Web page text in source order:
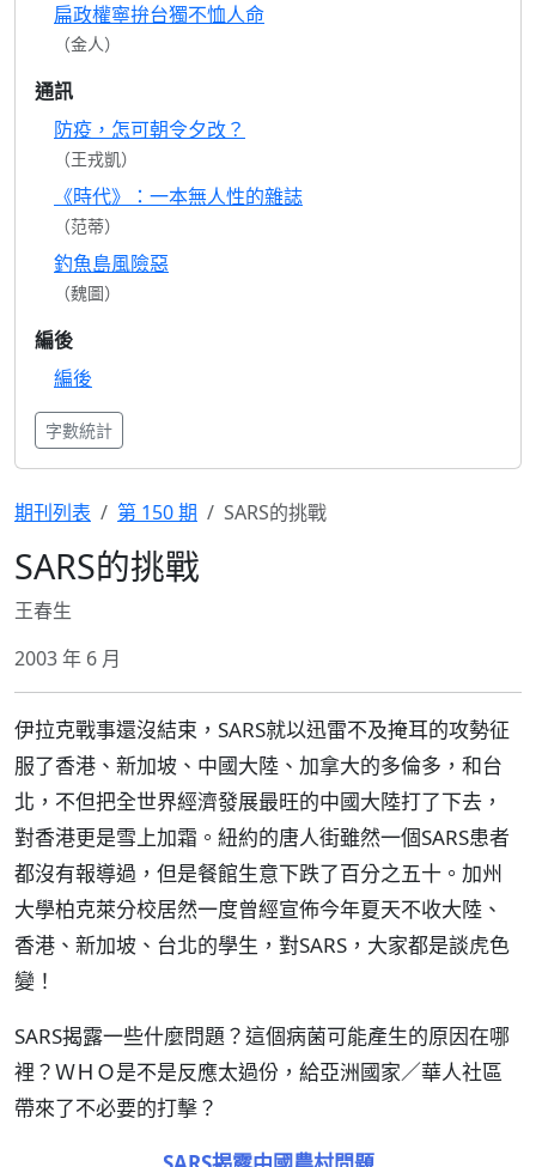
扁政權寧拚台獨不恤人命
（金人）
通訊
防疫，怎可朝令夕改？
（王戎凱）
《時代》：一本無人性的雜誌
（范蒂）
釣魚島風險惡
（魏圖）
編後
編後
字數統計
期刊列表 第 150 期 SARS的挑戰
SARS的挑戰
王春生
2003 年 6 月
伊拉克戰事還沒結束，SARS就以迅雷不及掩耳的攻勢征
服了香港、新加坡、中國大陸、加拿大的多倫多，和台
北，不但把全世界經濟發展最旺的中國大陸打了下去，
對香港更是雪上加霜。紐約的唐人街雖然一個SARS患者
都沒有報導過，但是餐館生意下跌了百分之五十。加州
大學柏克萊分校居然一度曾經宣佈今年夏天不收大陸、
香港、新加坡、台北的學生，對SARS，大家都是談虎色
變！
SARS揭露一些什麼問題？這個病菌可能產生的原因在哪
裡？ＷＨＯ是不是反應太過份，給亞洲國家／華人社區
帶來了不必要的打擊？